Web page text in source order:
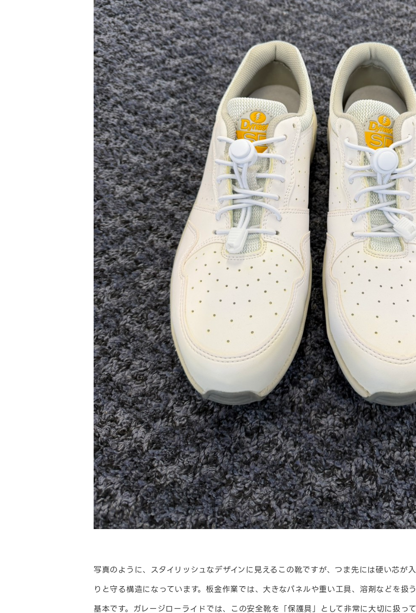
写真のように、スタイリッシュなデザインに見えるこの靴ですが、つま先には硬い芯が
りと守る構造になっています。板金作業では、大きなパネルや重い工具、溶剤などを扱
基本です。ガレージローライドでは、この安全靴を「保護具」として非常に大切に扱っ